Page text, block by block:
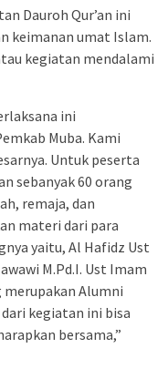
Dauroh Qur’an ini
keimanan umat Islam.
kegiatan mendalami
ini
Muba. Kami
Untuk peserta
sebanyak 60 orang
remaja, dan
materi dari para
yaitu, Al Hafidz Ust
M.Pd.I. Ust Imam
merupakan Alumni
kegiatan ini bisa
bersama,”